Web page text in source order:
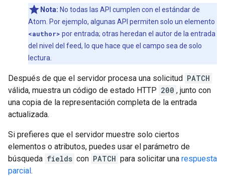
Nota: No todas las API cumplen con el estándar de
Atom. Por ejemplo, algunas API permiten solo un elemento
<author> por entrada; otras heredan el autor de la entrada
del nivel del feed, lo que hace que el campo sea de solo
lectura.
Después de que el servidor procesa una solicitud PATCH
válida, muestra un código de estado HTTP 200 , junto con
una copia de la representación completa de la entrada
actualizada.
Si prefieres que el servidor muestre solo ciertos
elementos o atributos, puedes usar el parámetro de
búsqueda fields con PATCH para solicitar una respuesta
parcial.